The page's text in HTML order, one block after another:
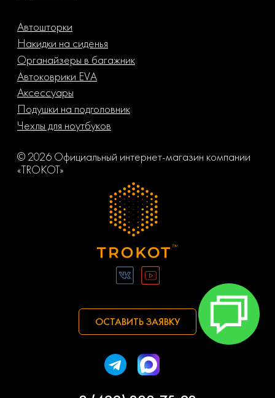
Автошторки
Накидки на сиденья
Органайзеры в багажник
Автоковрики EVA
Аксессуары
Подушки на подголовник
Чехлы для ноутбуков
© 2026 Официальный интернет-магазин компании
«TROKOT»
ОСТАВИТЬ ЗАЯВКУ